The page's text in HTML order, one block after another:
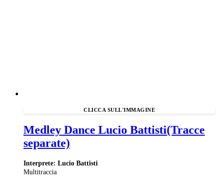
Medley Dance Lucio Battisti(Tracce
separate)
Interprete: Lucio Battisti
Multitraccia